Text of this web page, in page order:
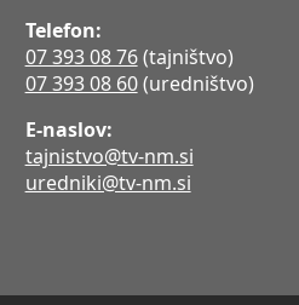
Telefon:
07 393 08 76(tajništvo)
07 393 08 60(uredništvo)
E-naslov:
tajnistvo@tv-nm.si
uredniki@tv-nm.si